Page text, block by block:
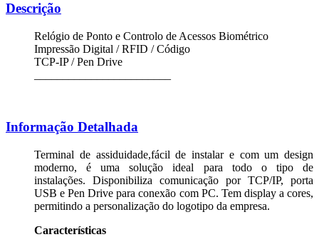
Descrição
Relógio de Ponto e Controlo de Acessos Biométrico
Impressão Digital / RFID / Código
TCP-IP / Pen Drive
Informação Detalhada
Terminal de assiduidade,fácil de instalar e com um design
moderno, é uma solução ideal para todo o tipo de
instalações. Disponibiliza comunicação por TCP/IP, porta
USB e Pen Drive para conexão com PC. Tem display a cores,
permitindo a personalização do logotipo da empresa.
Características